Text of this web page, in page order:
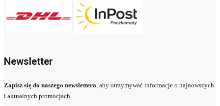
Newsletter
Zapisz się do naszego newslettera , aby otrzymywać informacje o najnowszych
i aktualnych promocjach